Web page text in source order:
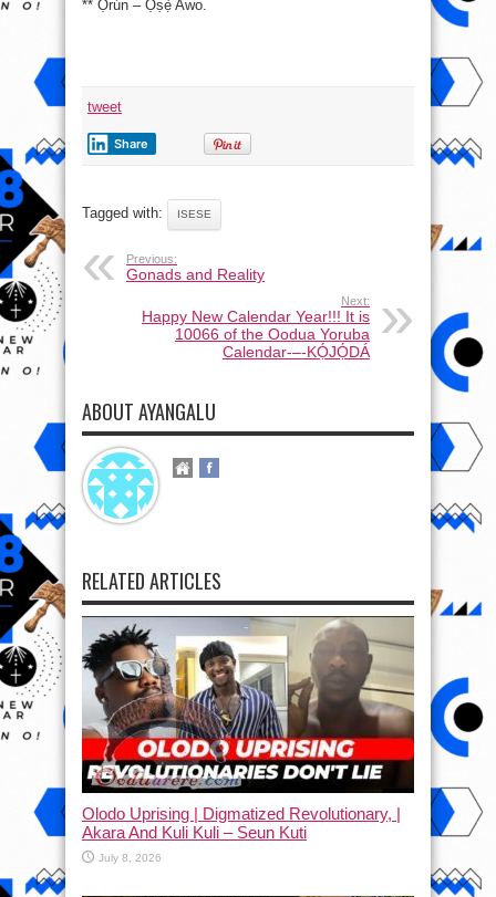
** Ọrún – Ọ̀ṣẹ̀ Awo.
tweet
Share
Tagged with: ISESE
Previous:
Gonads and Reality
Next:
Happy New Calendar Year!!! It is
10066 of the Oodua Yoruba
Calendar-–-KỌ́JỌ́DÁ
ABOUT AYANGALU
RELATED ARTICLES
Olodo Uprising | Digmatized Revolutionary, |
Akara And Kuli Kuli – Seun Kuti
July 8, 2026